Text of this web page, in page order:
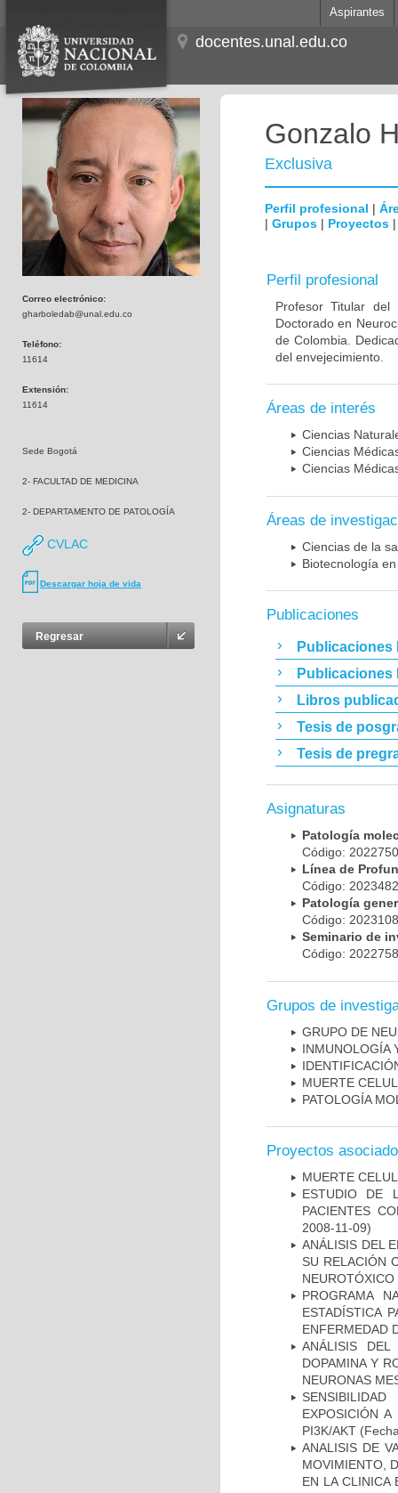
Aspirantes
docentes.unal.edu.co
Correo electrónico:
gharboledab@unal.edu.co
Teléfono:
11614
Extensión:
11614
Sede Bogotá
2- FACULTAD DE MEDICINA
2- DEPARTAMENTO DE PATOLOGÍA
CVLAC
Descargar hoja de vida
Regresar
Gonzalo
Exclusiva
Perfil profesional |
| Grupos | Proyectos
Perfil profesional
Profesor Titular
Doctorado en
de Colombia.
del envejecimiento.
Áreas de interés
Ciencias
Ciencias
Ciencias
Áreas de
Ciencias de la
Biotecnología
Publicaciones
Publicaciones
Publicaciones
Libros
Tesis de
Tesis de
Asignaturas
Patología
Código:
Línea de
Código:
Patología
Código:
Seminario de
Código:
Grupos de
GRUPO DE
INMUNOLOGÍA
MUERTE
PATOLOGÍA
Proyectos
MUERTE
ESTUDIO DE
PACIENTES
2008-11-09)
ANÁLISIS DEL
SU RELACIÓN
NEUROTÓXICO
PROGRAMA
ESTADÍSTICA
ENFERMEDAD
ANÁLISIS
DOPAMINA Y
NEURONAS
EXPOSICIÓN
PI3K/AKT
ANALISIS DE
MOVIMIENTO,
EN LA CLINICA